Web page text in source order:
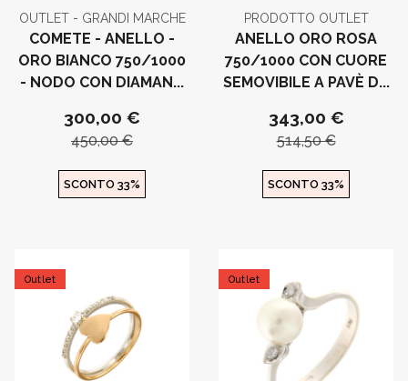
OUTLET - GRANDI MARCHE
COMETE - ANELLO -
ORO BIANCO 750/1000
- NODO CON DIAMAN...
300,00 €
450,00 €
SCONTO 33%
PRODOTTO OUTLET
ANELLO ORO ROSA
750/1000 CON CUORE
SEMOVIBILE A PAVÈ D...
343,00 €
514,50 €
SCONTO 33%
Outlet Outlet